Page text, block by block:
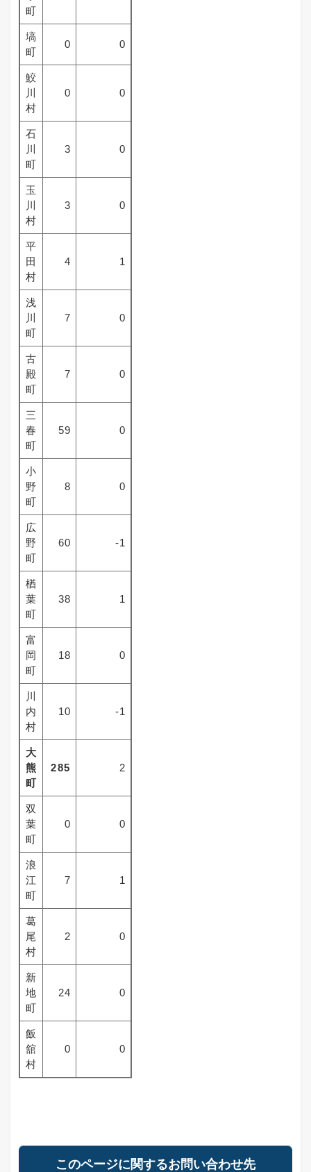
町
塙
町
0 0
鮫
川
村
0 0
石
川
町
3 0
玉
川
村
3 0
平
田
村
4 1
浅
川
町
7 0
古
殿
町
7 0
三
春
町
59 0
小
野
町
8 0
広
野
町
60 -1
楢
葉
町
38 1
富
岡
町
18 0
川
内
村
10 -1
大
熊
町
285 2
双
葉
町
0 0
浪
江
町
7 1
葛
尾
村
2 0
新
地
町
24 0
飯
舘
村
0 0
このページに関するお問い合わせ先